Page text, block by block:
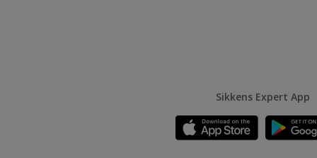
Sikkens Expert App